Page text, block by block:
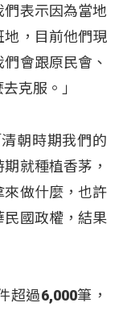
表示因為當地
，目前他們現
會跟原民會、
克服。」
朝時期我們的
就種植香茅，
來做什麼，也許
國政權，結果
超過6,000筆，